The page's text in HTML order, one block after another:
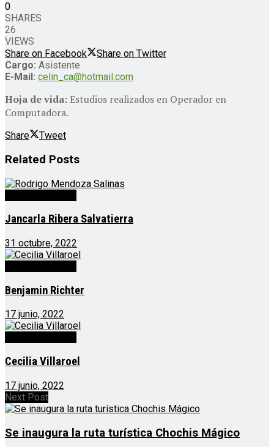
0
SHARES
26
VIEWS
Share on Facebook
Share on Twitter
Cargo: Asistente
E-Mail: celin_ca@hotmail.com
Hoja de vida: Estudios realizados en Operador en
Computadora.
Share Tweet
Related Posts
Jancarla Ribera Salvatierra
31 octubre, 2022
Benjamin Richter
17 junio, 2022
Cecilia Villaroel
17 junio, 2022
Next Post
Se inaugura la ruta turística Chochis Mágico